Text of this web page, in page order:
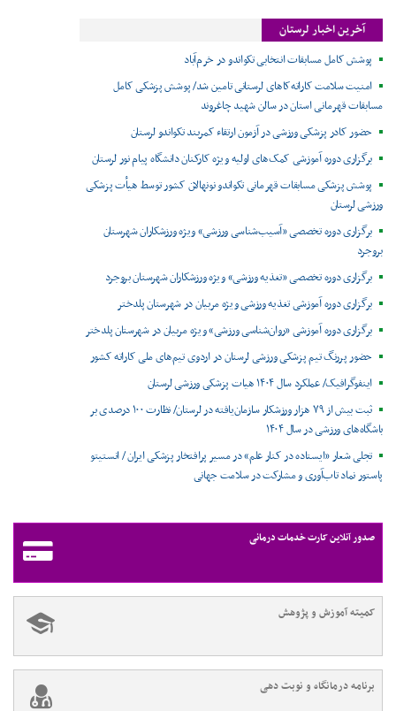
آخرین اخبار لرستان
پوشش کامل مسابقات انتخابی تکواندو در خرم‌آباد
امنیت سلامت کاراته‌کاهای لرستانی تامین شد/ پوشش پزشکی کامل
مسابقات قهرمانی استان در سالن شهید چاغروند
حضور کادر پزشکی ورزشی در آزمون ارتقاء کمربند تکواندو لرستان
برگزاری دوره آموزشی کمک‌های اولیه ویژه کارکنان دانشگاه پیام نور لرستان
پوشش پزشکی مسابقات قهرمانی تکواندو نونهالان کشور توسط هیأت پزشکی
ورزشی لرستان
برگزاری دوره تخصصی «آسیب‌شناسی ورزشی» ویژه ورزشکاران شهرستان
بروجرد
برگزاری دوره تخصصی «تغذیه ورزشی» ویژه ورزشکاران شهرستان بروجرد
برگزاری دوره آموزشی تغذیه ورزشی ویژه مربیان در شهرستان پلدختر
برگزاری دوره آموزشی «روان‌شناسی ورزشی» ویژه مربیان در شهرستان پلدختر
حضور پررنگ تیم پزشکی ورزشی لرستان در اردوی تیم‌های ملی کاراته کشور
اینفوگرافیک/ عملکرد سال ۱۴۰۴ هیات پزشکی ورزشی لرستان
ثبت بیش از ۷۹ هزار ورزشکار سازمان‌یافته در لرستان/ نظارت ۱۰۰ درصدی بر
باشگاه‌های ورزشی در سال ۱۴۰۴
تجلی شعار «ایستاده در کنار علم» در مسیر پرافتخار پزشکی ایران / انستیتو
پاستور نماد تاب‌آوری و مشارکت در سلامت جهانی
صدور آنلاین کارت خدمات درمانی
کمیته آموزش و پژوهش
برنامه درمانگاه و نوبت دهی